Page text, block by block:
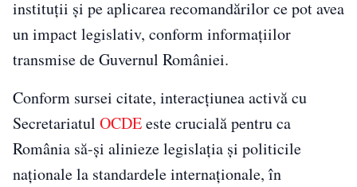
instituții și pe aplicarea recomandărilor ce pot avea
un impact legislativ, conform informațiilor
transmise de Guvernul României.
Conform sursei citate, interacțiunea activă cu
Secretariatul OCDEeste crucială pentru ca
România să-și alinieze legislația și politicile
naționale la standardele internaționale, în